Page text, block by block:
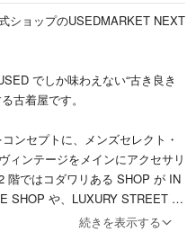
ショップのUSEDMARKET NEXT
でしか味わえない“古き良き
古着屋です。
ンセプトに、メンズセレクト・
ィンテージをメインにアクセサリ
階ではコダワリある SHOP が IN
SHOP や、LUXURY STREET W
、そして ALDEN やトリッカー
続きを表示する